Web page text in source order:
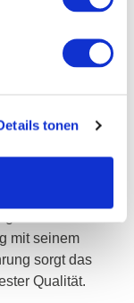
tonen
mit seinem
sorgt das
Qualität.